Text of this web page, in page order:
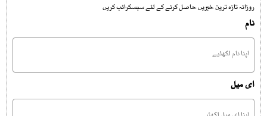
روزانہ تازہ ترین خبریں حاصل کرنے کے لئے سبسکرائب کریں
نام
ای میل